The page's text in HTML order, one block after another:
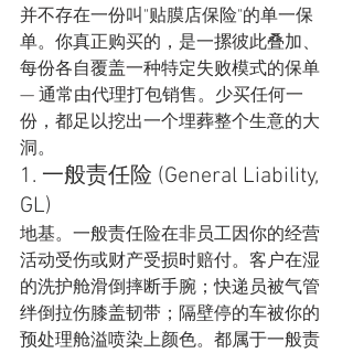
并不存在一份叫"贴膜店保险"的单一保
单。你真正购买的，是一摞彼此叠加、
每份各自覆盖一种特定失败模式的保单
— 通常由代理打包销售。少买任何一
份，都足以挖出一个埋葬整个生意的大
洞。
1. 一般责任险 (General Liability,
GL)
地基。一般责任险在非员工因你的经营
活动受伤或财产受损时赔付。客户在湿
的洗护舱滑倒摔断手腕；快递员被气管
绊倒拉伤膝盖韧带；隔壁停的车被你的
预处理舱溢喷染上颜色。都属于一般责